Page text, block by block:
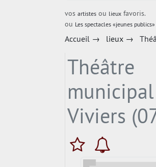
vos artistesou lieuxfavoris.
ou Les spectacles «jeunes publics»
Accueil→ lieux→
Théâtre
Viviers